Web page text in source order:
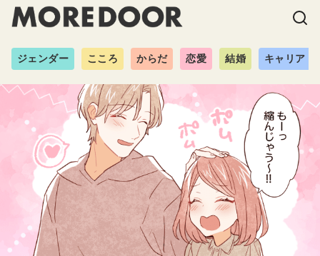
ジェンダー こころ からだ 恋愛 結婚 キャリア